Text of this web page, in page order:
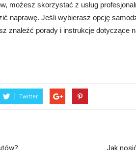
możesz skorzystać z usług
naprawę. Jeśli wybierasz opcję
znaleźć porady i instrukcje dotyczące
Twitter
Jak